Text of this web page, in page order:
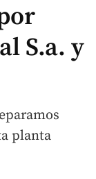
S.a. y
planta